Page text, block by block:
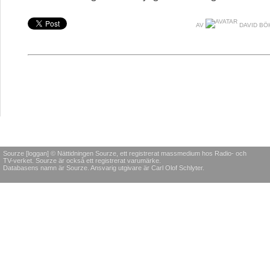
AV DAVID
Sourze [loggan] © Nättidningen Sourze, ett registrerat massmedium hos Radio- och
TV-verket. Sourze är också ett registrerat varumärke.
Databasens namn är Sourze. Ansvarig utgivare är Carl Olof Schlyter.